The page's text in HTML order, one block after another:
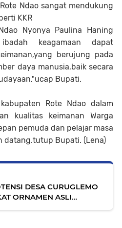
Ndao sangat mendukung
KKR
Nyonya Paulina Haning
keagamaan dapat
berujung pada
daya manusia,baik secara
Bupati.
Rote Ndao dalam
kualitas keimanan Warga
pemuda dan pelajar masa
datang.tutup Bupati. (Lena)
DESA CURUGLEMO
ORNAMEN ASLI